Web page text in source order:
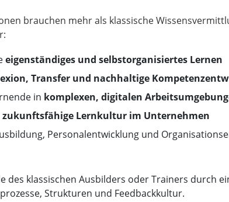
brauchen mehr als klassische
eigenständiges und selbstorganisiertes Lernen
Transfer und nachhaltige
in komplexen, digitalen
zukunftsfähige Lernkultur im Unternehmen
Personalentwicklung und
des klassischen Ausbilders oder Trainers durch
Strukturen und Feedbackkultur.